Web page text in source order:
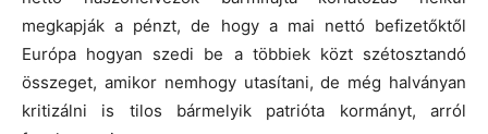
megkapják a pénzt, de hogy a mai nettó befizetőktől
Európa hogyan szedi be a többiek közt szétosztandó
összeget, amikor nemhogy utasítani, de még halványan
kritizálni is tilos bármelyik patrióta kormányt, arról